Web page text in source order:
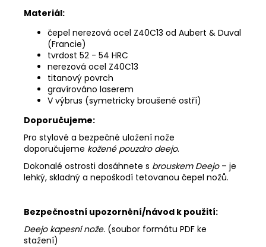
Materiál:
čepel nerezová ocel Z40C13 od Aubert & Duval
(Francie)
tvrdost 52 - 54 HRC
nerezová ocel Z40C13
titanový povrch
gravírováno laserem
V výbrus (symetricky broušené ostří)
Doporučujeme:
Pro stylové a bezpečné uložení nože
doporučujeme kožené pouzdro deejo.
Dokonalé ostrosti dosáhnete s brouskem Deejo – je
lehký, skladný a nepoškodí tetovanou čepel nožů.
Bezpečnostní upozornění/návod k použití:
Deejo kapesní nože. (soubor formátu PDF ke
stažení)